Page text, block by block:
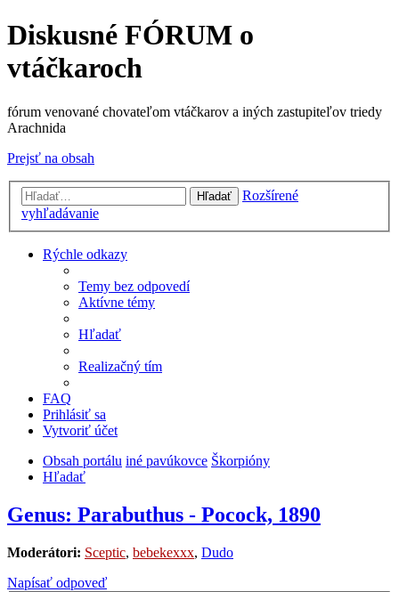
Diskusné FÓRUM o
vtáčkaroch
fórum venované chovateľom vtáčkarov a iných zastupiteľov triedy
Arachnida
Prejsť na obsah
Hľadať
Rozšírené
vyhľadávanie
Rýchle odkazy
Temy bez odpovedí
Aktívne témy
Hľadať
Realizačný tím
FAQ
Prihlásiť sa
Vytvoriť účet
Obsah portálu iné pavúkovce Škorpióny
Hľadať
Genus: Parabuthus - Pocock, 1890
Moderátori: Sceptic, bebekexxx, Dudo
Napísať odpoveď